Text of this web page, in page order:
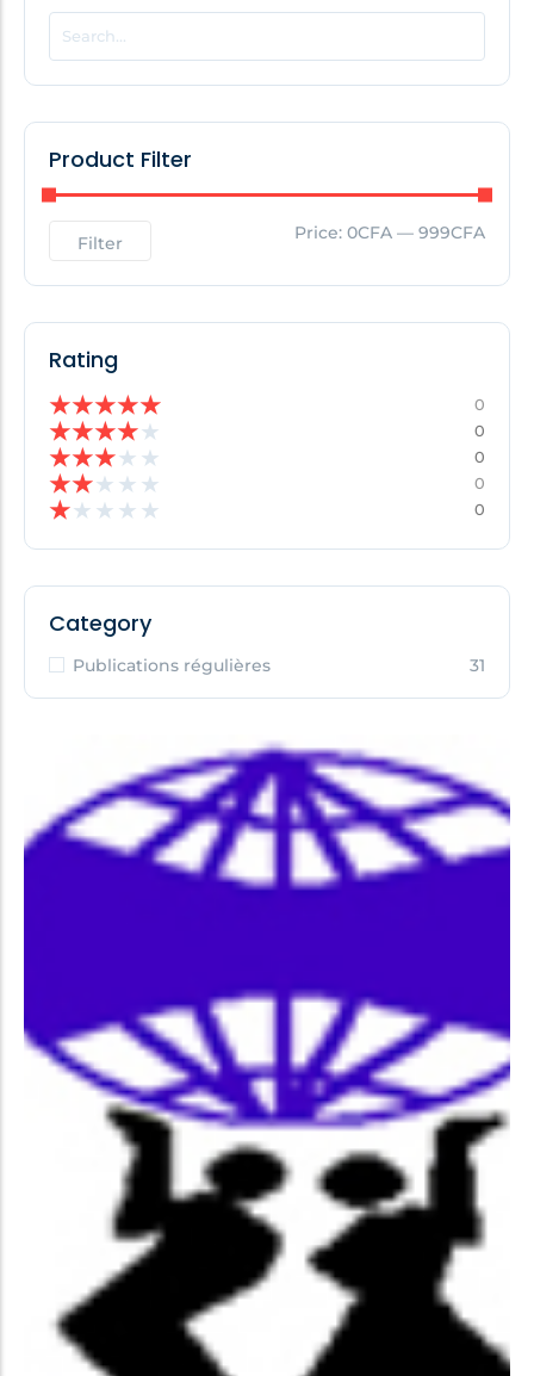
POPULAR THIS WEEK
No Posts Found!
No Posts Found!
Product Filter
Filter Price: 0CFA — 999CFA
Rating
★★★★★ 0
★★★★★ 0
★★★★ ★ 0
★★★ ★ ★ 0
★★ ★ ★ ★ 0
Category
Publications régulières 31